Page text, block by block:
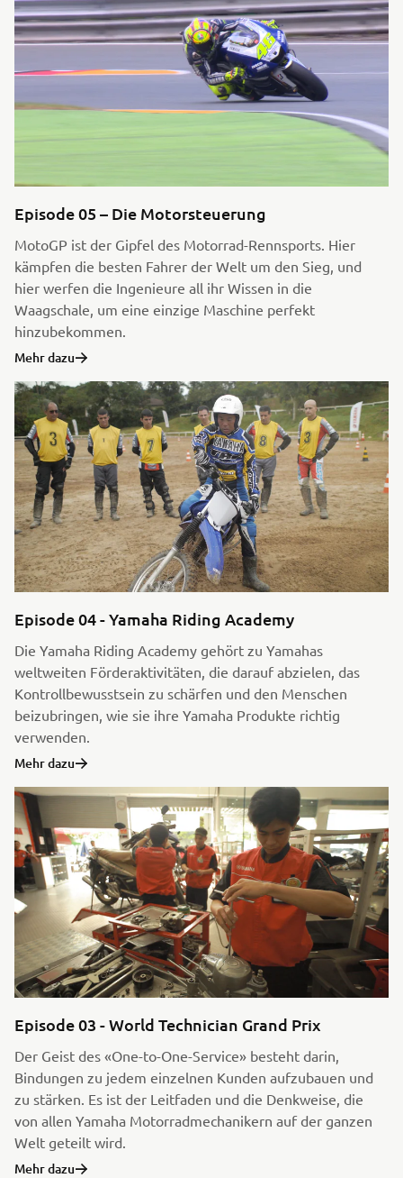
Episode 05 – Die Motorsteuerung
MotoGP ist der Gipfel des Motorrad-Rennsports. Hier
kämpfen die besten Fahrer der Welt um den Sieg, und
hier werfen die Ingenieure all ihr Wissen in die
Waagschale, um eine einzige Maschine perfekt
hinzubekommen.
Mehr dazu
Episode 04 - Yamaha Riding Academy
Die Yamaha Riding Academy gehört zu Yamahas
weltweiten Förderaktivitäten, die darauf abzielen, das
Kontrollbewusstsein zu schärfen und den Menschen
beizubringen, wie sie ihre Yamaha Produkte richtig
verwenden.
Mehr dazu
Episode 03 - World Technician Grand Prix
Der Geist des «One-to-One-Service» besteht darin,
Bindungen zu jedem einzelnen Kunden aufzubauen und
zu stärken. Es ist der Leitfaden und die Denkweise, die
von allen Yamaha Motorradmechanikern auf der ganzen
Welt geteilt wird.
Mehr dazu